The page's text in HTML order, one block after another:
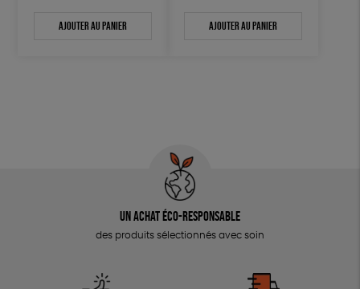
Ajouter au panier Ajouter au panier
Un achat éco-responsable
des produits sélectionnés avec soin